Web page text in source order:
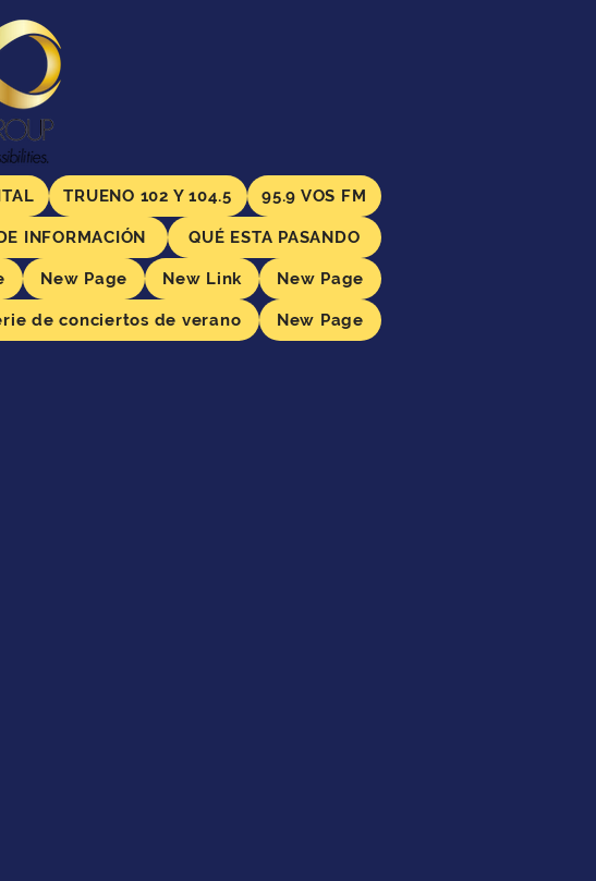
TRUENO 102 Y 104.5 95.9 VOS FM
INFORMACIÓN QUÉ ESTA PASANDO
New Page New Link New Page
de conciertos de verano New Page